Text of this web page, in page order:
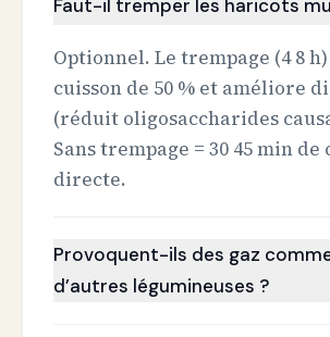
Faut-il tremper les haricots
Optionnel. Le trempage (4 8
cuisson de 50 % et améliore
(réduit oligosaccharides
Sans trempage = 30 45 min de
directe.
Provoquent-ils des gaz
d’autres légumineuses ?